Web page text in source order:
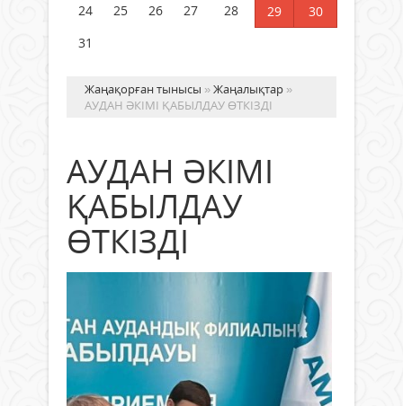
24
25 26 27 28 29
30
31
Жаңақорған тынысы »Жаңалықтар »
АУДАН ӘКІМІ ҚАБЫЛДАУ ӨТКІЗДІ
АУДАН ӘКІМІ
ҚАБЫЛДАУ
ӨТКІЗДІ